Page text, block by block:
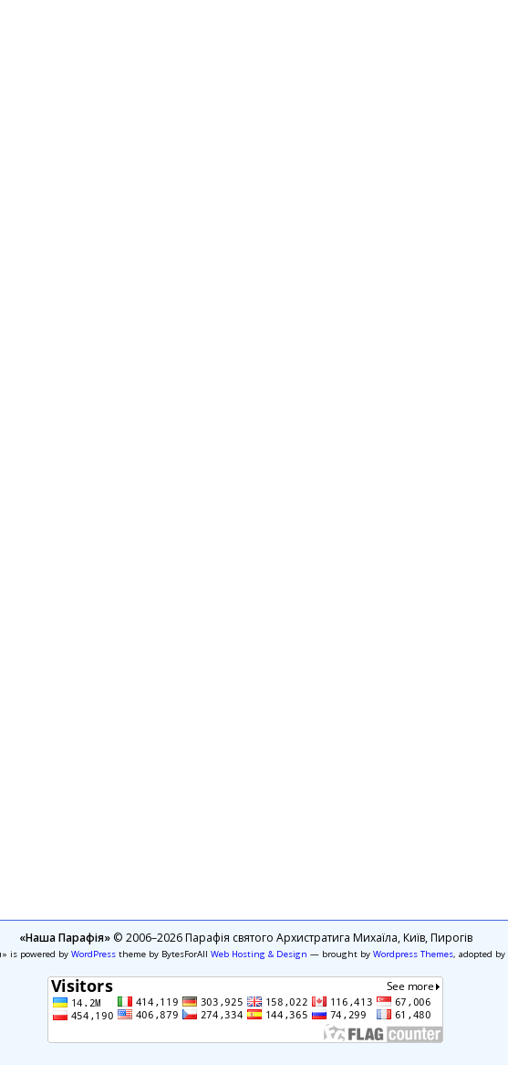
«Наша Парафія»© 2006–2026 Парафія святого Архистратига Михаїла, Київ, Пирогів
is powered by WordPresstheme by BytesForAll Web Hosting & Design — brought by Wordpress Themes, adopted by